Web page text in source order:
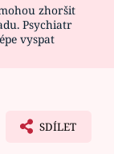
zhoršit
Psychiatr
vyspat
SDÍLET